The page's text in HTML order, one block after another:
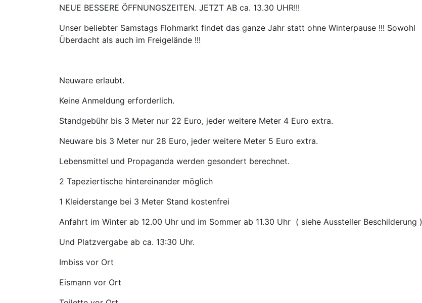
NEUE BESSERE ÖFFNUNGSZEITEN. JETZT AB ca. 13.30 UHR!!!
Unser beliebter Samstags Flohmarkt findet das ganze Jahr statt ohne Winterpause !!! Sowohl
Überdacht als auch im Freigelände !!!
Neuware erlaubt.
Keine Anmeldung erforderlich.
Standgebühr bis 3 Meter nur 22 Euro, jeder weitere Meter 4 Euro extra.
Neuware bis 3 Meter nur 28 Euro, jeder weitere Meter 5 Euro extra.
Lebensmittel und Propaganda werden gesondert berechnet.
2 Tapeziertische hintereinander möglich
1 Kleiderstange bei 3 Meter Stand kostenfrei
Anfahrt im Winter ab 12.00 Uhr und im Sommer ab 11.30 Uhr ( siehe Aussteller Beschilderung )
Und Platzvergabe ab ca. 13:30 Uhr.
Imbiss vor Ort
Eismann vor Ort